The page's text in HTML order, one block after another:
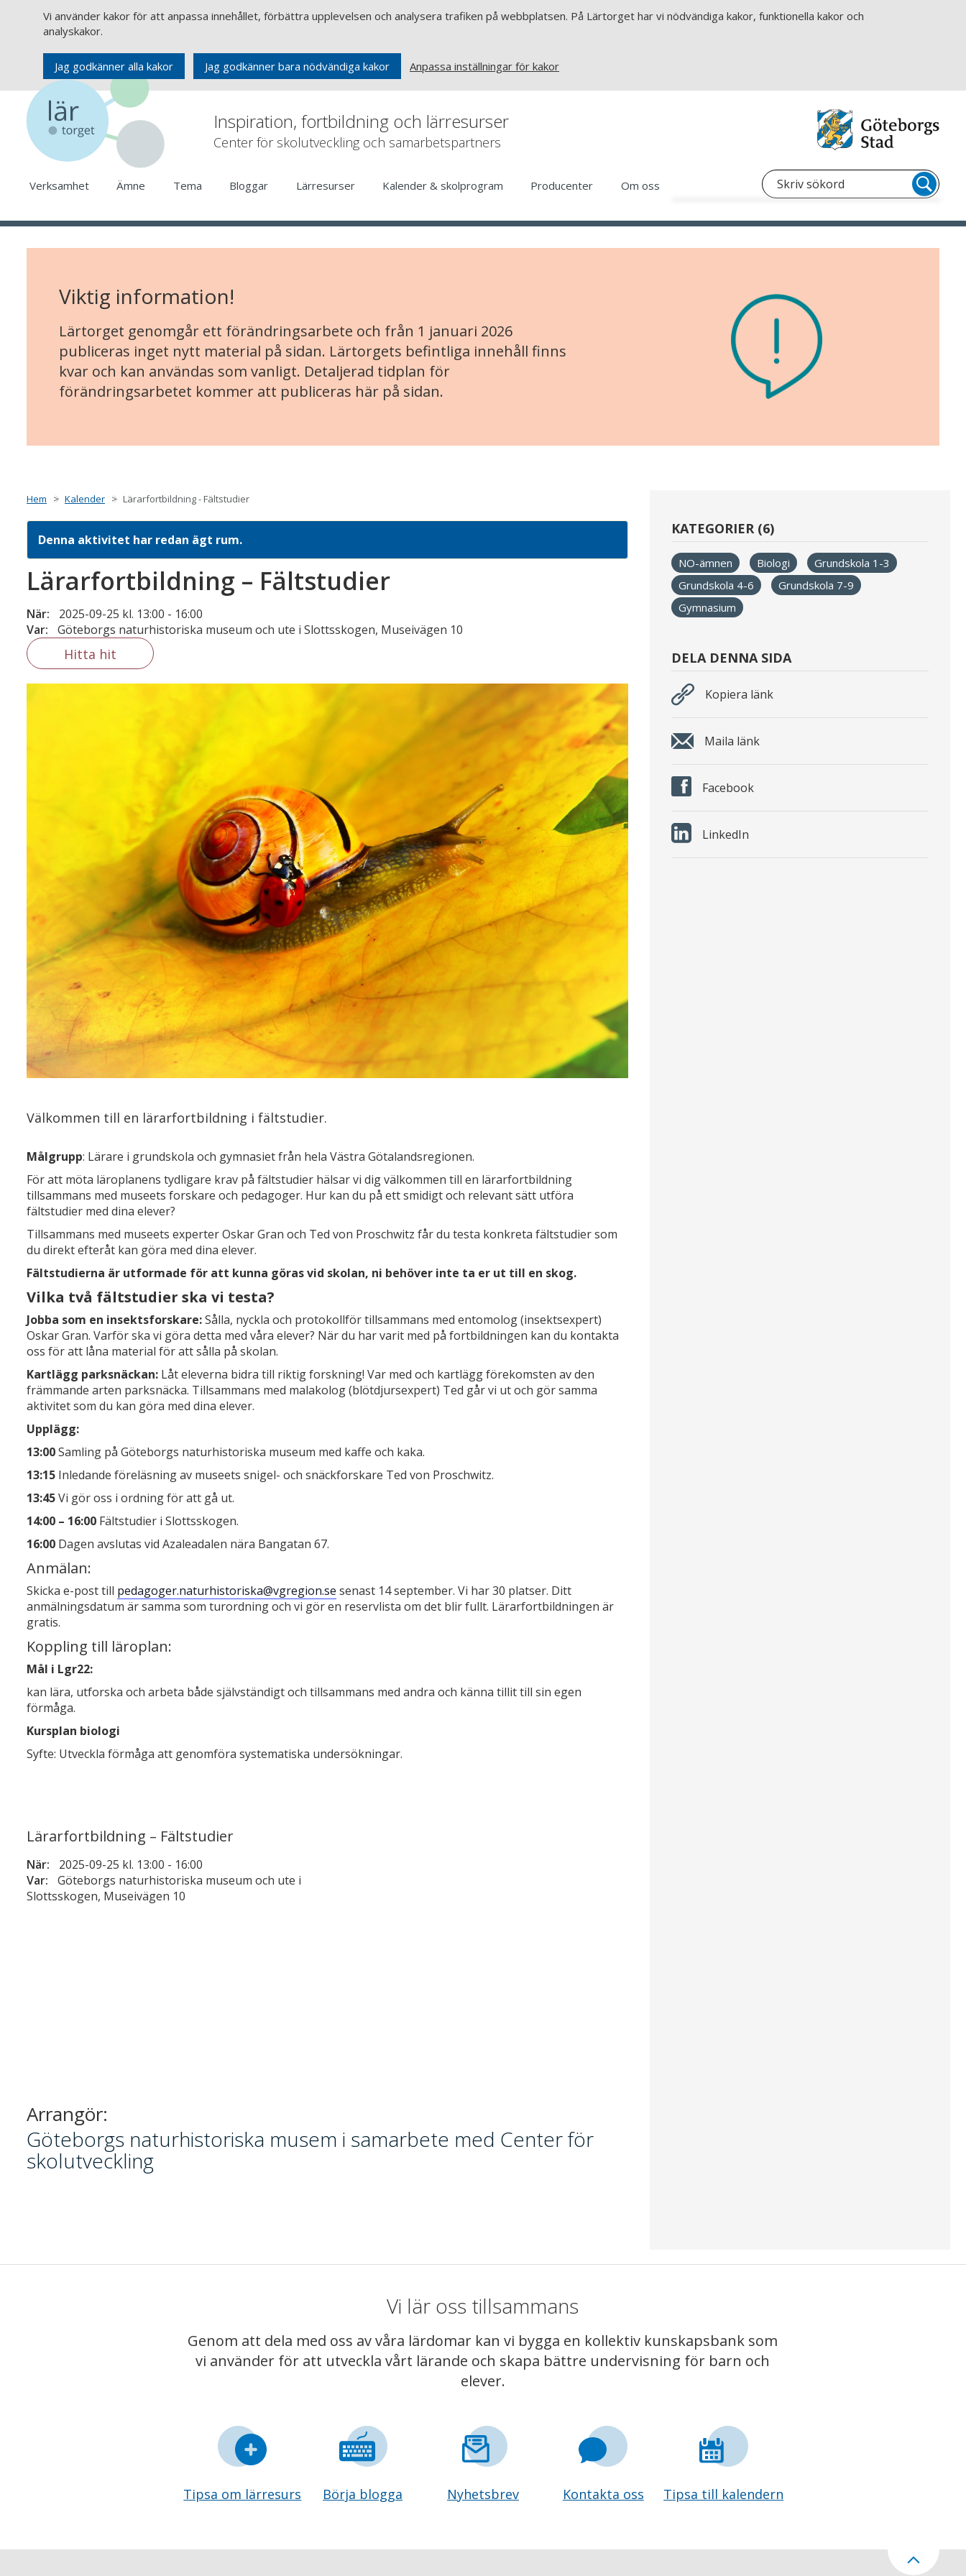
Vi använder kakor för att anpassa innehållet, förbättra upplevelsen och analysera trafiken på webbplatsen. På Lärtorget har vi nödvändiga kakor, funktionella kakor och
analyskakor.
Jag godkänner alla kakor Jag godkänner bara nödvändiga kakor Anpassa inställningar för kakor
Inspiration, fortbildning och lärresurser
Center för skolutveckling och samarbetspartners
Verksamhet Ämne Tema Bloggar Lärresurser Kalender & skolprogram Producenter Om oss
Viktig information!
Lärtorget genomgår ett förändringsarbete och från 1 januari 2026
publiceras inget nytt material på sidan. Lärtorgets befintliga innehåll finns
kvar och kan användas som vanligt. Detaljerad tidplan för
förändringsarbetet kommer att publiceras här på sidan.
Hem Kalender Lärarfortbildning - Fältstudier
Denna aktivitet har redan ägt rum.
Lärarfortbildning – Fältstudier
När: 2025-09-25 kl. 13:00 - 16:00
Var:
Göteborgs naturhistoriska museum och ute i Slottsskogen, Museivägen 10
Hitta hit
Välkommen till en lärarfortbildning i fältstudier.
Målgrupp: Lärare i grundskola och gymnasiet från hela Västra Götalandsregionen.
För att möta läroplanens tydligare krav på fältstudier hälsar vi dig välkommen till en lärarfortbildning
tillsammans med museets forskare och pedagoger. Hur kan du på ett smidigt och relevant sätt utföra
fältstudier med dina elever?
Tillsammans med museets experter Oskar Gran och Ted von Proschwitz får du testa konkreta fältstudier som
du direkt efteråt kan göra med dina elever.
Fältstudierna är utformade för att kunna göras vid skolan, ni behöver inte ta er ut till en skog.
Vilka två fältstudier ska vi testa?
Jobba som en insektsforskare:Sålla, nyckla och protokollför tillsammans med entomolog (insektsexpert)
Oskar Gran. Varför ska vi göra detta med våra elever? När du har varit med på fortbildningen kan du kontakta
oss för att låna material för att sålla på skolan.
Kartlägg parksnäckan: Låt eleverna bidra till riktig forskning! Var med och kartlägg förekomsten av den
främmande arten parksnäcka. Tillsammans med malakolog (blötdjursexpert) Ted går vi ut och gör samma
aktivitet som du kan göra med dina elever.
Upplägg:
13:00Samling på Göteborgs naturhistoriska museum med kaffe och kaka.
13:15 Inledande föreläsning av museets snigel- och snäckforskare Ted von Proschwitz.
13:45Vi gör oss i ordning för att gå ut.
14:00 – 16:00 Fältstudier i Slottsskogen.
16:00 Dagen avslutas vid Azaleadalen nära Bangatan 67.
Anmälan:
Skicka e-post till pedagoger.naturhistoriska@vgregion.se senast 14 september. Vi har 30 platser. Ditt
anmälningsdatum är samma som turordning och vi gör en reservlista om det blir fullt. Lärarfortbildningen är
gratis.
Koppling till läroplan:
Mål i Lgr22:
kan lära, utforska och arbeta både självständigt och tillsammans med andra och känna tillit till sin egen
förmåga.
Kursplan biologi
Syfte: Utveckla förmåga att genomföra systematiska undersökningar.
Lärarfortbildning – Fältstudier
När: 2025-09-25 kl. 13:00 - 16:00
Var:
Göteborgs naturhistoriska museum och ute i
Slottsskogen, Museivägen 10
Arrangör:
Göteborgs naturhistoriska musem i samarbete med Center för
skolutveckling
KATEGORIER (6)
NO-ämnen Biologi
Grundskola 1-3
Grundskola 4-6
Grundskola 7-9
Gymnasium
DELA DENNA SIDA
Kopiera länk
Maila länk
Facebook
LinkedIn
Vi lär oss tillsammans
Genom att dela med oss av våra lärdomar kan vi bygga en kollektiv kunskapsbank som
vi använder för att utveckla vårt lärande och skapa bättre undervisning för barn och
elever.
Tipsa om lärresurs Börja blogga Nyhetsbrev Kontakta oss Tipsa till kalendern